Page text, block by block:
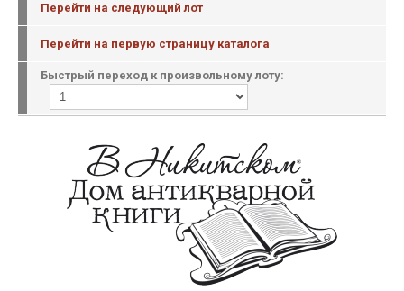
Перейти на следующий лот
Перейти на первую страницу каталога
Быстрый переход к произвольному лоту: